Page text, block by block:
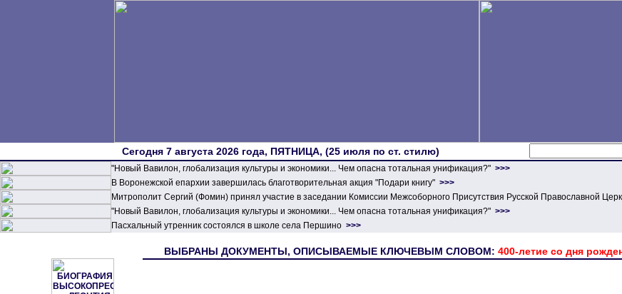
Сегодня 7 августа 2026 года, ПЯТНИЦА, (25 июля по ст. стилю)
"Новый Вавилон, глобализация культуры и экономики... Чем опасна тотальная унификация?" >>>
В Воронежской епархии завершилась благотворительная акция "Подари книгу" >>>
Митрополит Сергий (Фомин) принял участие в заседании Комиссии Межсоборного Присутствия Русской Православной
"Новый Вавилон, глобализация культуры и экономики... Чем опасна тотальная унификация?" >>>
Пасхальный утренник состоялся в школе села Першино >>>
ВЫБРАНЫ ДОКУМЕНТЫ, ОПИСЫВАЕМЫЕ КЛЮЧЕВЫМ СЛОВОМ: 400-летие со дня